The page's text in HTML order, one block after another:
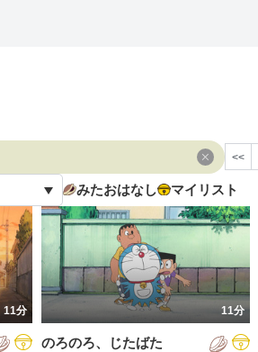
<<
みたおはなし マイリスト
11分 11分
のろのろ、じたばた